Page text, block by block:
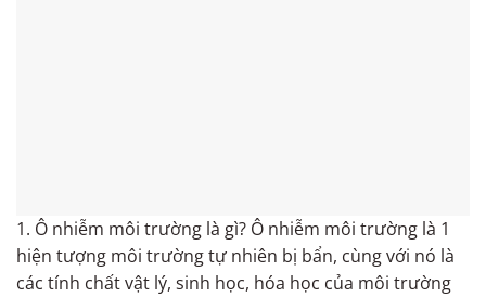
1. Ô nhiễm môi trường là gì? Ô nhiễm môi trường là 1
hiện tượng môi trường tự nhiên bị bẩn, cùng với nó là
các tính chất vật lý, sinh học, hóa học của môi trường